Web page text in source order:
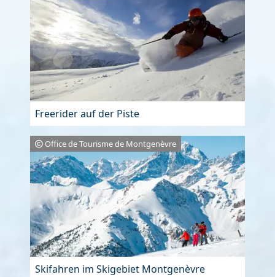
Freerider auf der Piste
Office de Tourisme de Montgenèvre
Skifahren im Skigebiet Montgenèvre